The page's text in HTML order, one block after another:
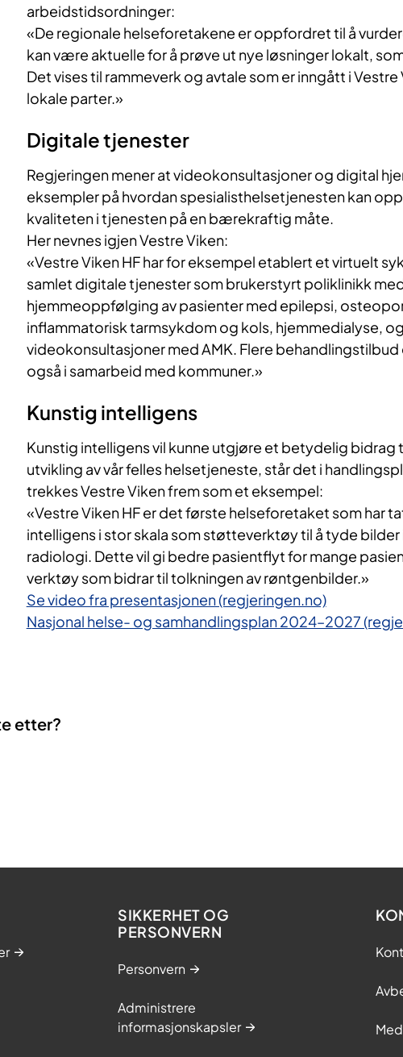
arbeidstidsordninger:
«De regionale helseforetakene er oppfordret til å
kan være aktuelle for å prøve ut nye løsninger lokalt,
Det vises til rammeverk og avtale som er inngått i Vestre
lokale parter.»
Digitale tjenester
Regjeringen mener at videokonsultasjoner og digital
eksempler på hvordan spesialisthelsetjenesten kan
kvaliteten i tjenesten på en bærekraftig måte.
Her nevnes igjen Vestre Viken:
«Vestre Viken HF har for eksempel etablert et virtuelt
samlet digitale tjenester som brukerstyrt poliklinikk
hjemmeoppfølging av pasienter med epilepsi,
inflammatorisk tarmsykdom og kols, hjemmedialyse, og
videokonsultasjoner med AMK. Flere behandlingstilbud
også i samarbeid med kommuner.»
Kunstig intelligens
Kunstig intelligens vil kunne utgjøre et betydelig
utvikling av vår felles helsetjeneste, står det i
trekkes Vestre Viken frem som et eksempel:
«Vestre Viken HF er det første helseforetaket som har
intelligens i stor skala som støtteverktøy til å tyde bilder
radiologi. Dette vil gi bedre pasientflyt for mange
verktøy som bidrar til tolkningen av røntgenbilder.»
Se video fra presentasjonen (regjeringen.no)
Nasjonal helse- og samhandlingsplan 2024–2027
etter?
SIKKERHET OG
PERSONVERN
Personvern
Administrere
informasjonskapsler